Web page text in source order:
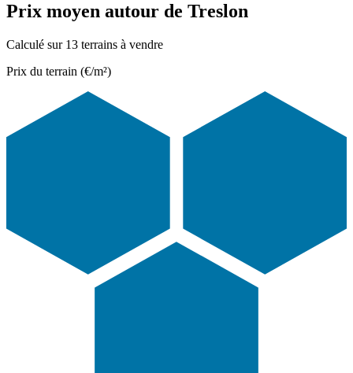
Prix moyen autour de Treslon
Calculé sur 13 terrains à vendre
Prix du terrain (€/m²)